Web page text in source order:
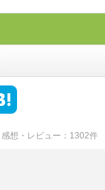
感想・レビュー 1302件